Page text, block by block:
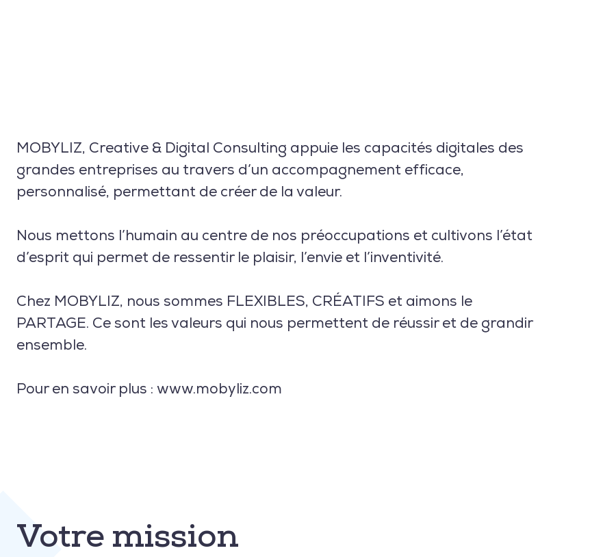
MOBYLIZ, Creative & Digital Consulting appuie les capacités digitales des
grandes entreprises au travers d’un accompagnement efficace,
personnalisé, permettant de créer de la valeur.
Nous mettons l’humain au centre de nos préoccupations et cultivons l’état
d’esprit qui permet de ressentir le plaisir, l’envie et l’inventivité.
Chez MOBYLIZ, nous sommes FLEXIBLES, CRÉATIFS et aimons le
PARTAGE. Ce sont les valeurs qui nous permettent de réussir et de grandir
ensemble.
Pour en savoir plus : www.mobyliz.com
Votre mission